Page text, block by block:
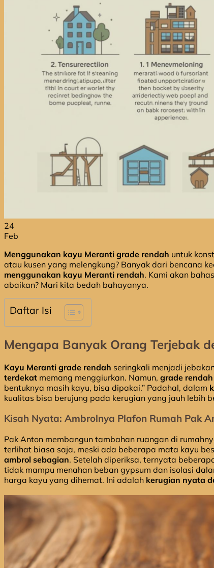
Jual Kayu Bengkirai
Jual Kayu Lokal Murah
Jual Kayu Tembalun
Jual Palet Kayu
Jual Kayu Kamper Medan
Jual Triplek
Jasa Pasang Lantai Kayu
Jual Kayu Kamper Samarinda
Kontak
24
Feb
Menggunakan kayu Meranti grade rendah untuk
atau kusen yang melengkung? Banyak dari bencana
menggunakan kayu Meranti rendah. Kami akan
abaikan? Mari kita bedah bahayanya.
Daftar Isi
Mengapa Banyak Orang Terjebak
Kayu Meranti grade rendah seringkali menjadi
terdekat memang menggiurkan. Namun, grade rendah
bentuknya masih kayu, bisa dipakai.” Padahal, dalam
kualitas bisa berujung pada kerugian yang jauh lebih
Kisah Nyata: Ambrolnya Plafon Rumah Pak
Pak Anton membangun tambahan ruangan di
terlihat biasa saja, meski ada beberapa mata kayu
ambrol sebagian. Setelah diperiksa, ternyata
tidak mampu menahan beban gypsum dan isolasi
harga kayu yang dihemat. Ini adalah kerugian nyata